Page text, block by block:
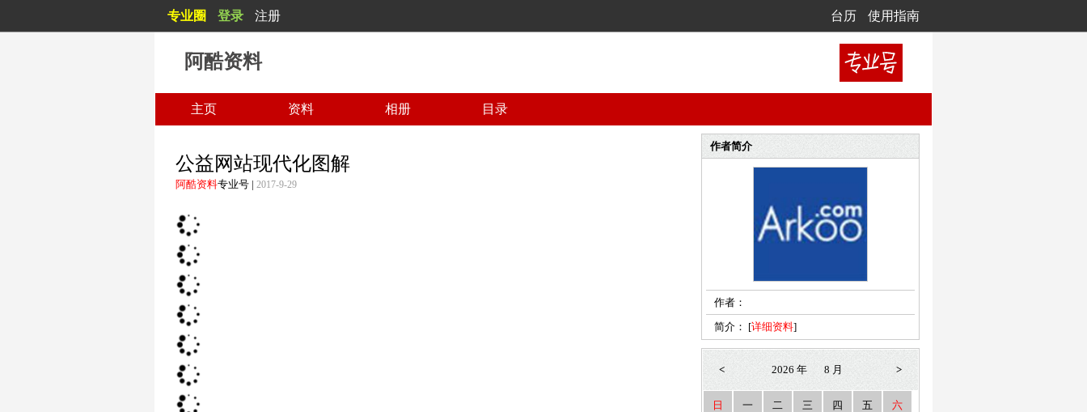
专业圈 登录 注册 台历 使用指南
阿酷资料
主页 资料 相册 目录
公益网站现代化图解
阿酷资料专业号 | 2017-9-29
作者简介
作者：
简介： [详细资料]
< 2026 年 8 月 >
日 一 二 三 四 五 六